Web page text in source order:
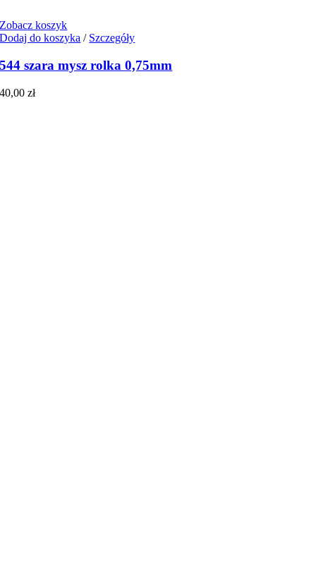
Zobacz koszyk
Dodaj do koszyka / Szczegóły
544 szara mysz rolka 0,75mm
40,00zł